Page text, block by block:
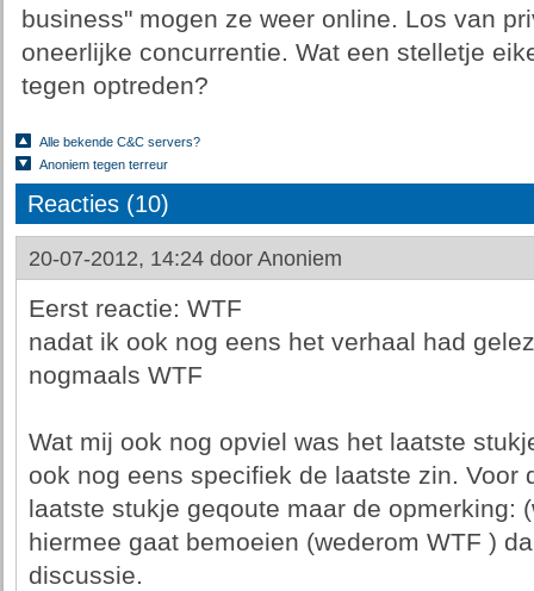
business" mogen ze weer online. Los van
oneerlijke concurrentie. Wat een stelletje
tegen optreden?
Alle bekende C&C servers?
Anoniem tegen terreur
Reacties (10)
20-07-2012, 14:24 door Anoniem
Eerst reactie: WTF
nadat ik ook nog eens het verhaal had
nogmaals WTF
Wat mij ook nog opviel was het laatste
ook nog eens specifiek de laatste zin. Voor
laatste stukje geqoute maar de opmerking:
hiermee gaat bemoeien (wederom WTF )
discussie.